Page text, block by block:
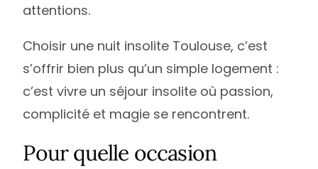
attentions.
Choisir une nuit insolite Toulouse, c’est
s’offrir bien plus qu’un simple logement :
c’est vivre un séjour insolite où passion,
complicité et magie se rencontrent.
Pour quelle occasion
login